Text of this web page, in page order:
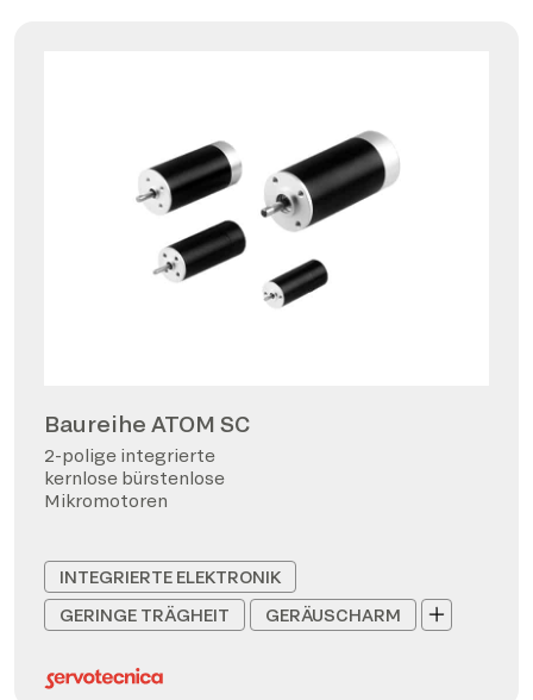
Baureihe ATOM SC
2-polige integrierte
kernlose bürstenlose
Mikromotoren
INTEGRIERTE ELEKTRONIK
GERINGE TRÄGHEIT
GERÄUSCHARM